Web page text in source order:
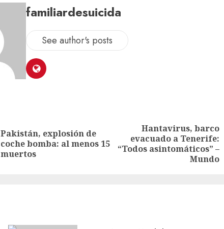
familiardesuicida
See author's posts
Pakistán, explosión de
coche bomba: al menos 15
muertos
Hantavirus, barco
evacuado a Tenerife:
“Todos asintomáticos” –
Mundo